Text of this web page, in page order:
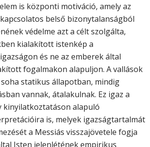
is központi motiváció, amely az
belső bizonytalanságból
védelme azt a célt szolgálta,
kialakított istenkép a
és ne az emberek által
fogalmakon alapuljon. A vallások
statikus állapotban, mindig
vannak, átalakulnak. Ez igaz a
kinyilatkoztatáson alapuló
is, melyek igazságtartalmát
a Messiás visszajövetele fogja
Isten jelenlétének empirikus